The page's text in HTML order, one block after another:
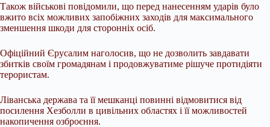
Також військові повідомили, що перед нанесенням ударів було
вжито всіх можливих запобіжних заходів для максимального
зменшення шкоди для сторонніх осіб.
Офіційний Єрусалим наголосив, що не дозволить завдавати
збитків своїм громадянам і продовжуватиме рішуче протидіяти
терористам.
Ліванська держава та її мешканці повинні відмовитися від
посилення Хезболли в цивільних областях і її можливостей
накопичення озброєння.